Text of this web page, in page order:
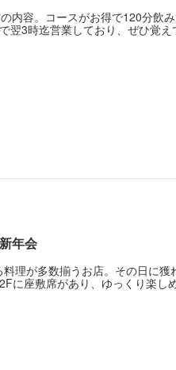
内容。コースがお得で120分飲
翌3時迄営業しており、ぜひ覚え
年会
理が多数揃うお店。その日に獲
に座敷席があり、ゆっくり楽しめ